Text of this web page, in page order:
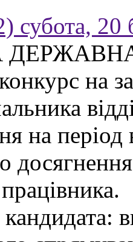
субота, 20
на
на